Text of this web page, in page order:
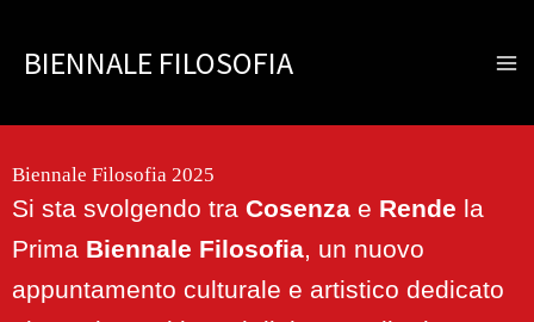
contenuto
BIENNALE FILOSOFIA
Biennale Filosofia 2025
Si sta svolgendo tra Cosenza e Rende la
Prima Biennale Filosofia, un nuovo
appuntamento culturale e artistico dedicato